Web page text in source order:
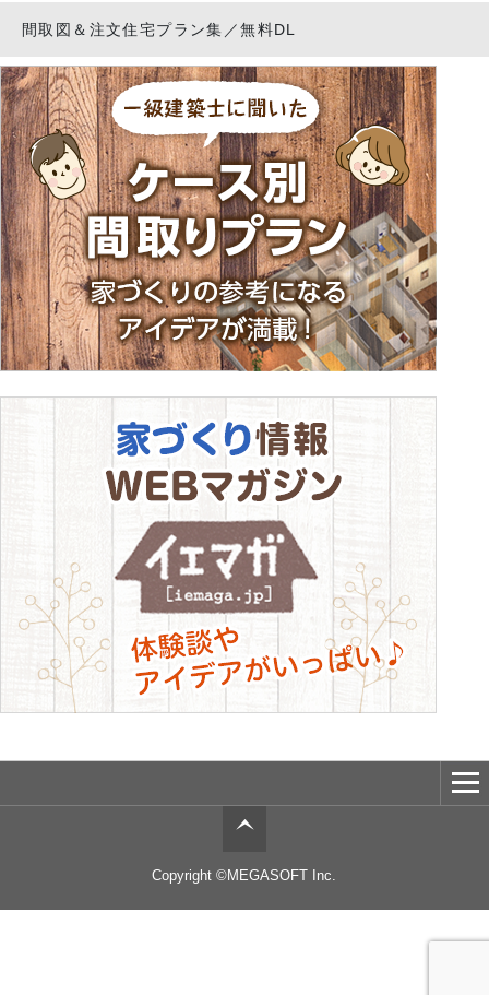
間取図＆注文住宅プラン集／無料DL
Copyright ©MEGASOFT Inc.